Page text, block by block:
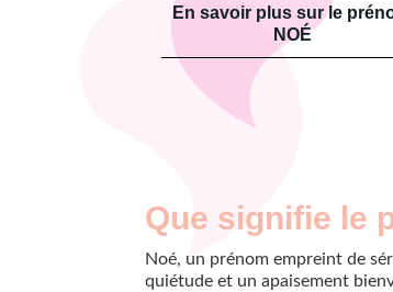
En savoir plus sur le
NOÉ
Que signifie le
Noé, un prénom empreint de
quiétude et un apaisement